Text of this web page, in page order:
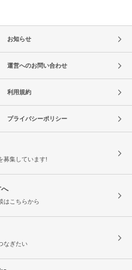
お知らせ
運営へのお問い合わせ
利用規約
プライバシーポリシー
募集しています!
はこちらから
なぎたい